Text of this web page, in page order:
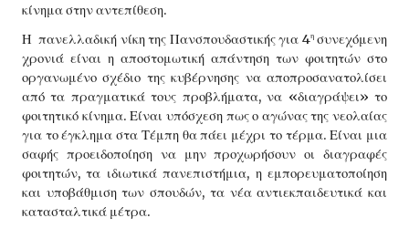
κίνημα στην αντεπίθεση.
Η πανελλαδική νίκη της Πανσπουδαστικής για 4ησυνεχόμενη
χρονιά είναι η αποστομωτική απάντηση των φοιτητών στο
οργανωμένο σχέδιο της κυβέρνησης να αποπροσανατολίσει
από τα πραγματικά τους προβλήματα, να «διαγράψει» το
φοιτητικό κίνημα. Είναι υπόσχεση πως ο αγώνας της νεολαίας
για το έγκλημα στα Τέμπη θα πάει μέχρι το τέρμα. Είναι μια
σαφής προειδοποίηση να μην προχωρήσουν οι διαγραφές
φοιτητών, τα ιδιωτικά πανεπιστήμια, η εμπορευματοποίηση
και υποβάθμιση των σπουδών, τα νέα αντιεκπαιδευτικά και
κατασταλτικά μέτρα.